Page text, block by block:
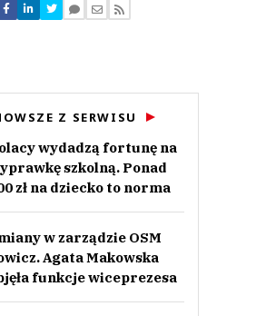
Nie znaleziono komentarzy
swoje komentarze
Z SERWISU
wydadzą fortunę na
szkolną. Ponad
zł na dziecko to norma
w zarządzie OSM
Agata Makowska
funkcje wiceprezesa